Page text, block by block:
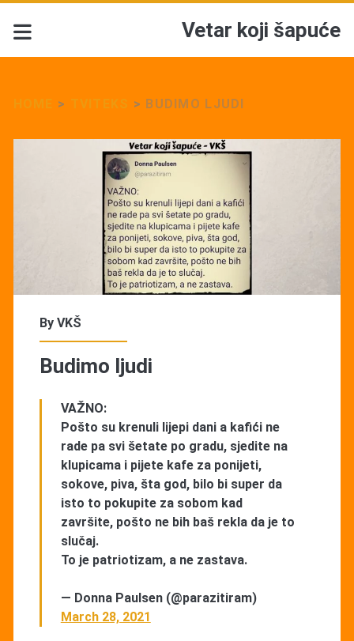
Vetar koji šapuće
> > BUDIMO LJUDI
By VKŠ
Budimo ljudi
VAŽNO:
Pošto su krenuli lijepi dani a kafići ne
rade pa svi šetate po gradu, sjedite na
klupicama i pijete kafe za ponijeti,
sokove, piva, šta god, bilo bi super da
isto to pokupite za sobom kad
završite, pošto ne bih baš rekla da je to
slučaj.
To je patriotizam, a ne zastava.
— Donna Paulsen (@parazitiram)
March 28, 2021